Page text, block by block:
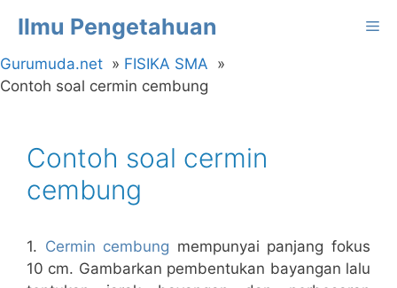
isi
Ilmu Pengetahuan
Gurumuda.net
FISIKA SMA
Contoh soal cermin cembung
Contoh soal cermin
cembung
1. Cermin cembung mempunyai panjang fokus
10 cm. Gambarkan pembentukan bayangan lalu